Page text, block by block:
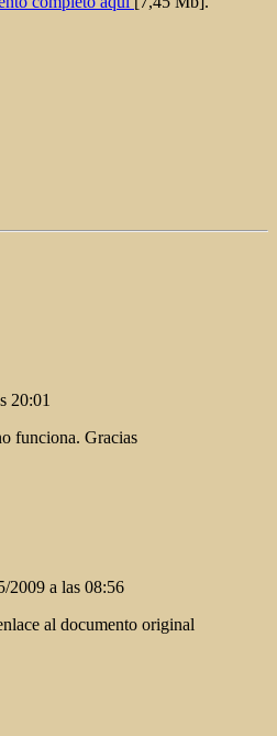
20:01
funciona. Gracias
2009 a las 08:56
al documento original